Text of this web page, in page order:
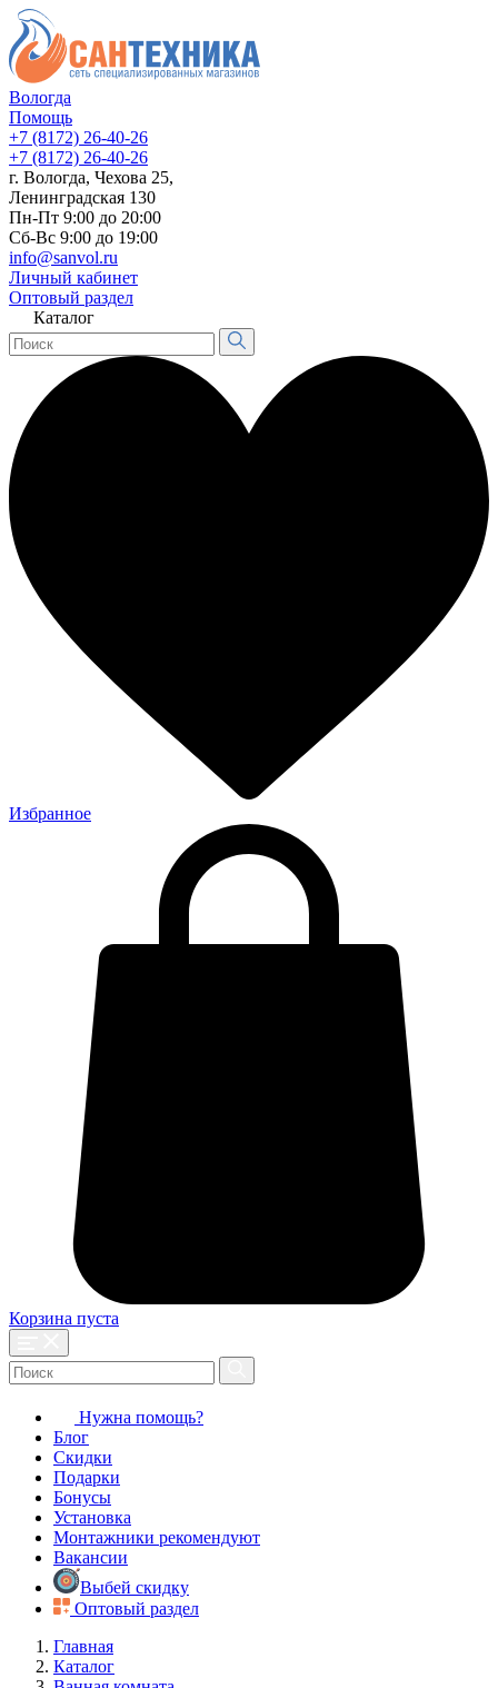
Вологда
Помощь
+7 (8172) 26-40-26
+7 (8172) 26-40-26
г. Вологда, Чехова 25,
Ленинградская 130
Пн-Пт 9:00 до 20:00
Сб-Вс 9:00 до 19:00
info@sanvol.ru
Личный кабинет
Оптовый раздел
Каталог
Избранное
Корзина пуста
Нужна помощь?
Блог
Скидки
Подарки
Бонусы
Установка
Монтажники рекомендуют
Вакансии
Выбей скидку
Оптовый раздел
Главная
Каталог